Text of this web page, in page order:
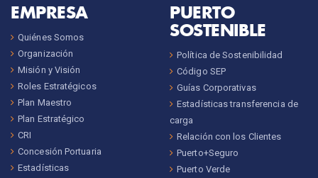
EMPRESA
Quiénes Somos
Organización
Misión y Visión
Roles Estratégicos
Plan Maestro
Plan Estratégico
CRI
Concesión Portuaria
Estadísticas
PUERTO
SOSTENIBLE
Política de Sostenibilidad
Código SEP
Guías Corporativas
Estadísticas transferencia de
carga
Relación con los Clientes
Puerto+Seguro
Puerto Verde